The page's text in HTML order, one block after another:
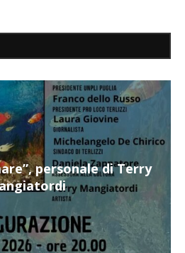
personale di Terry